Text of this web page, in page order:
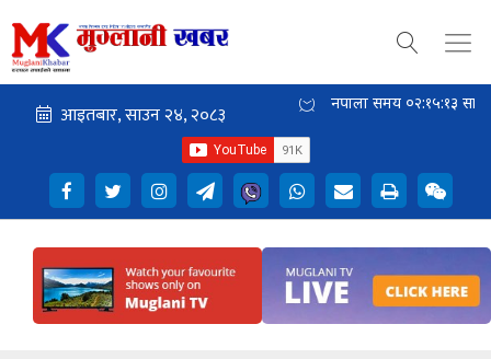
नेपाली समय ०२:१५:१४ साँझ